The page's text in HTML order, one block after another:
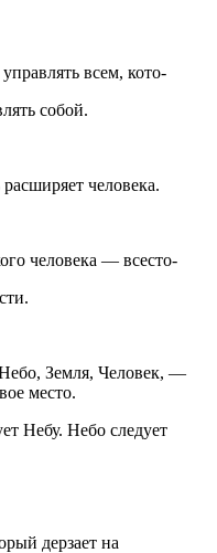
всем, кото-
собой.
человека.
человека — всесто-
Земля, Человек, —
место.
Небу. Небо следует
дерзает на